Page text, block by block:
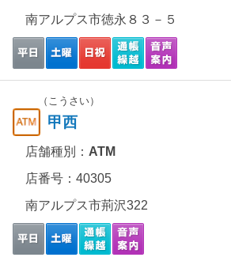
南アルプス市徳永８３－５
（こうさい）
甲西
店舗種別： ATM
店番号：40305
南アルプス市荊沢322